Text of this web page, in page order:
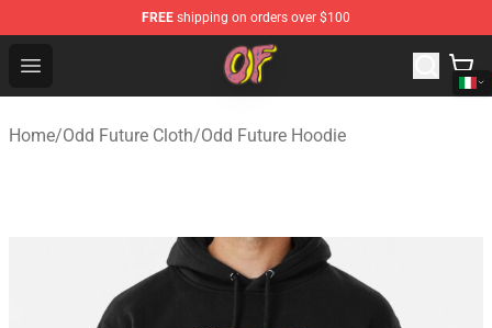
FREE shipping on orders over $100
Open menu
Odd Future Shop - Official Odd Future Merchandise Store
Home/Odd Future Cloth/Odd Future Hoodie